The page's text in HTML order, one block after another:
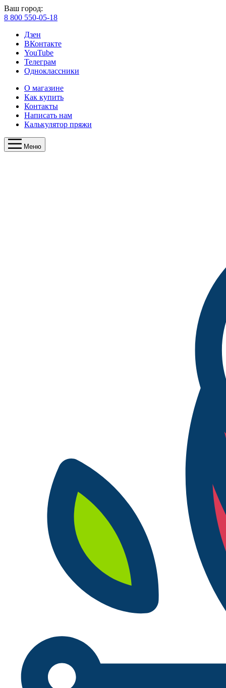
Ваш город:
8 800 550-05-18
Дзен
ВКонтакте
YouTube
Телеграм
Одноклассники
О магазине
Как купить
Контакты
Написать нам
Калькулятор пряжи
Меню